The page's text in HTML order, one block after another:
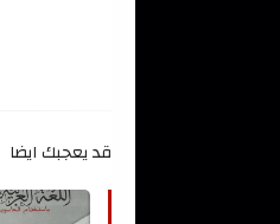
قد يعجبك ايضا